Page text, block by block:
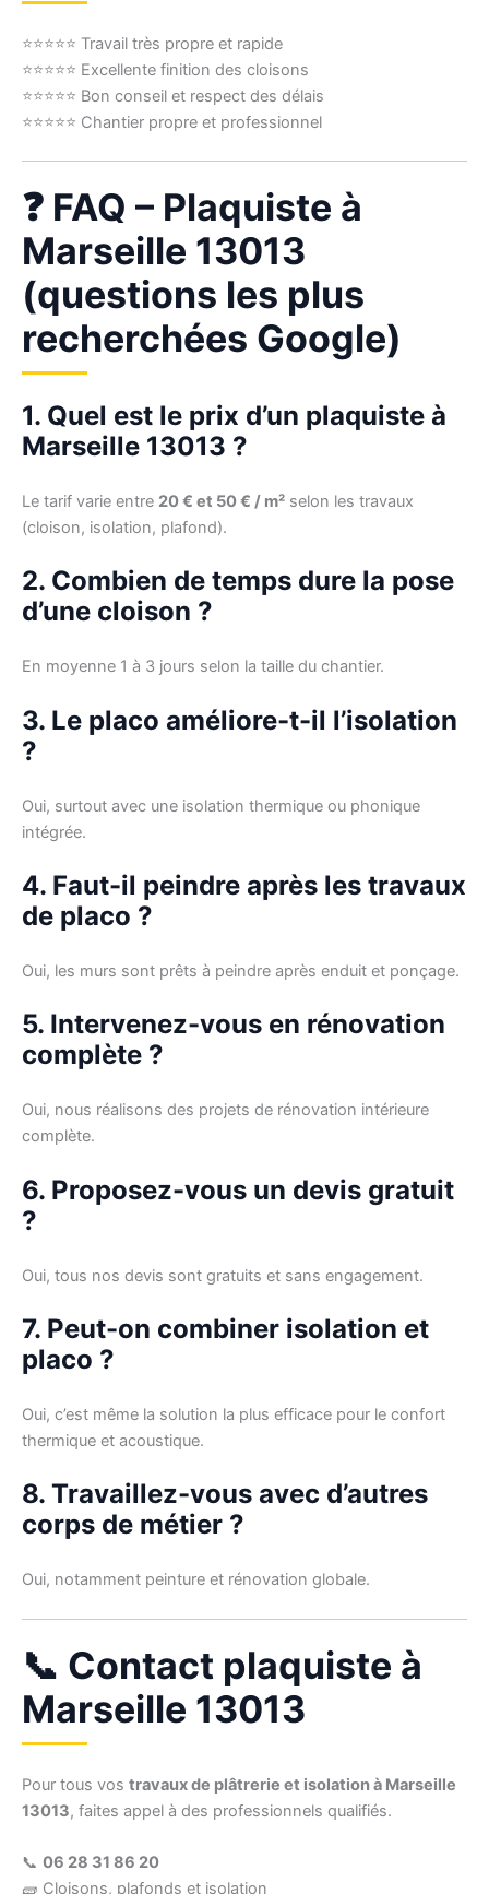
⭐⭐⭐⭐⭐ Travail très propre et rapide
⭐⭐⭐⭐⭐ Excellente finition des cloisons
⭐⭐⭐⭐⭐ Bon conseil et respect des délais
⭐⭐⭐⭐⭐ Chantier propre et professionnel
❓ FAQ – Plaquiste à
Marseille 13013
(questions les plus
recherchées Google)
1. Quel est le prix d’un plaquiste à
Marseille 13013 ?
Le tarif varie entre 20 € et 50 € / m² selon les travaux
(cloison, isolation, plafond).
2. Combien de temps dure la pose
d’une cloison ?
En moyenne 1 à 3 jours selon la taille du chantier.
3. Le placo améliore-t-il l’isolation
?
Oui, surtout avec une isolation thermique ou phonique
intégrée.
4. Faut-il peindre après les travaux
de placo ?
Oui, les murs sont prêts à peindre après enduit et ponçage.
5. Intervenez-vous en rénovation
complète ?
Oui, nous réalisons des projets de rénovation intérieure
complète.
6. Proposez-vous un devis gratuit
?
Oui, tous nos devis sont gratuits et sans engagement.
7. Peut-on combiner isolation et
placo ?
Oui, c’est même la solution la plus efficace pour le confort
thermique et acoustique.
8. Travaillez-vous avec d’autres
corps de métier ?
Oui, notamment peinture et rénovation globale.
📞 Contact plaquiste à
Marseille 13013
Pour tous vos travaux de plâtrerie et isolation à Marseille
13013, faites appel à des professionnels qualifiés.
📞 06 28 31 86 20
🧱 Cloisons, plafonds et isolation